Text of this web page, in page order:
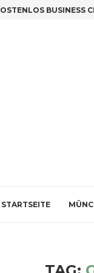
BUSINESS
STARTSEITE